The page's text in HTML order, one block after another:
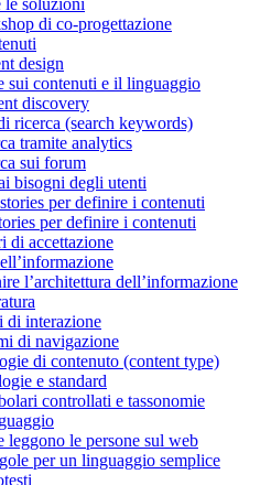
di co-progettazione
design
sui contenuti e il linguaggio
discovery
ricerca (search keywords)
tramite analytics
sui forum
bisogni degli utenti
per definire i contenuti
per definire i contenuti
di accettazione
l’architettura dell’informazione
di interazione
di navigazione
di contenuto (content type)
e standard
controllati e tassonomie
leggono le persone sul web
per un linguaggio semplice